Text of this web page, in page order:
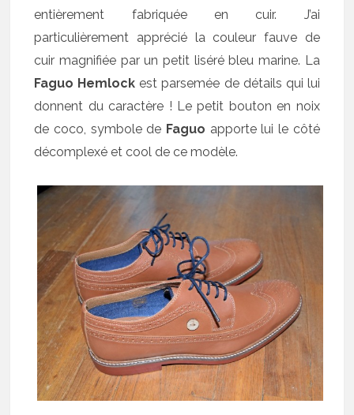
entièrement fabriquée en cuir. J’ai
particulièrement apprécié la couleur fauve de
cuir magnifiée par un petit liséré bleu marine. La
Faguo Hemlock est parsemée de détails qui lui
donnent du caractère ! Le petit bouton en noix
de coco, symbole de Faguo apporte lui le côté
décomplexé et cool de ce modèle.